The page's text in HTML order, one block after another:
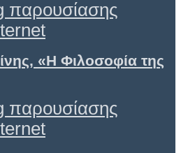
«Η Φιλοσοφία της